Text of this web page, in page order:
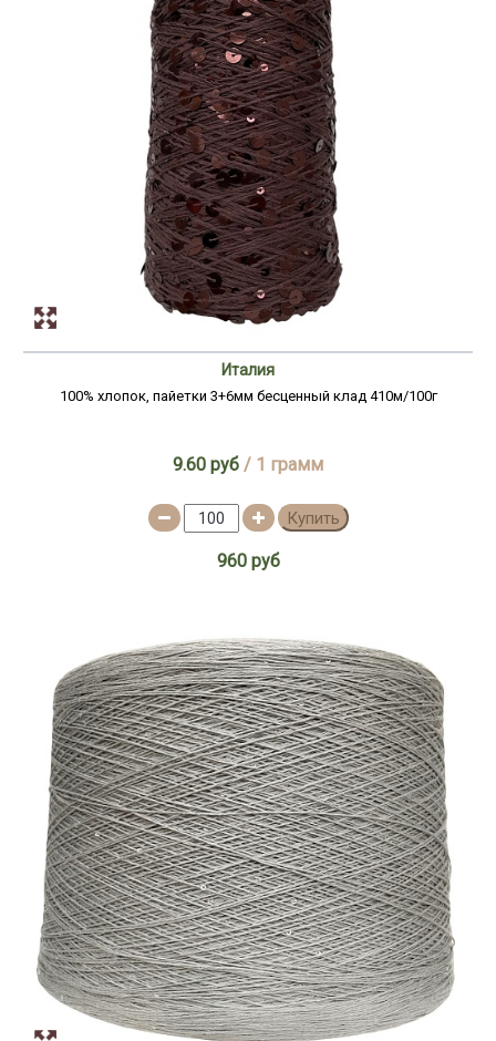
Италия
100% хлопок, пайетки 3+6мм бесценный клад 410м/100г
9.60 руб / 1 грамм
Купить
960 руб